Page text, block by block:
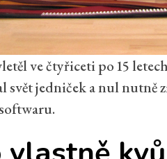
ve čtyřiceti po 15
svět jedniček a nul nutně